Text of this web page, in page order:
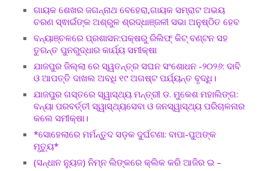
ଗାୟକ ଶେଖର ଜଗନ୍ନାଥ ବେହେରା,ଗାୟକ ସମ୍ରାଟ ଅଭୟ
ଚରଣ ସ୍ଵାଇଁଙ୍କ ଅଶ୍ରୁଳ ଶ୍ରଦ୍ଧାଞ୍ଜଳୀ ସଭା ଅନୁଷ୍ଠିତ ହେବ
ବନ୍ୟାଞ୍ଚଳରେ ପ୍ରଶାସନ:ପକ୍ଷରୁ ରିଲିଫ୍ କିଟ୍ ବଣ୍ଟନ ସହ
ତୁରନ୍ତ ପୁନରୁଦ୍ଧାର କାର୍ଯ୍ୟ ସମୀକ୍ଷା
ଯାଜପୁର ଜିଲ୍ଲା ରେ ସ୍ୱତନ୍ତ୍ର ସଘନ ସଂଶୋଧନ -୨୦୨୬: ଦାବି
ଓ ଆପତ୍ତି ଦାଖଲ ଅବଧି ୧୯ ଅଗଷ୍ଟ ପର୍ଯ୍ୟନ୍ତ ବୃଦ୍ଧି।
ଯାଜପୁର ଗସ୍ତରେ ସ୍ୱାସ୍ଥ୍ୟ ମନ୍ତ୍ରୀ ଡ. ମୁକେଶ ମହାଲିଙ୍ଗ:
ବନ୍ୟା ପରବର୍ତ୍ତୀ ସ୍ୱାସ୍ଥ୍ୟସେବା ଓ ଜନସ୍ୱାସ୍ଥ୍ୟ ପରିଚାଳନାର
କଲେ ସମୀକ୍ଷା।
*ସୋହେଲାରେ ମର୍ମନ୍ତୁଦ ସଡ଼କ ଦୁର୍ଘଟଣା: ବାପା-ପୁଅଙ୍କ
ମୃତ୍ୟୁ*
(ସନ୍ଧାନ ନ୍ୟୁଜ) ନିମ୍ନ ଲିଙ୍କରେ କ୍ଲିକ କରି ଆଜିର ଇ –